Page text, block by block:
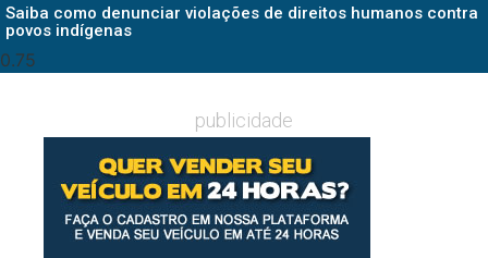
Saiba como denunciar violações de direitos humanos contra
povos indígenas
publicidade